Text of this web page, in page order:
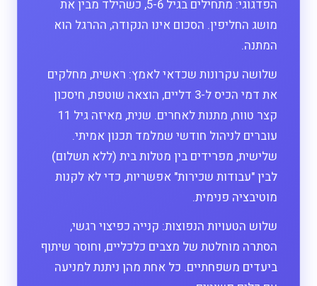
הפדגוגי: מתחילים בגיל 5-6, כשהילד מבין את
מושג החליפין. הסכום אינו הנקודה, ההרגל הוא
המתנה.
שלושה עקרונות שכדאי לאמץ: ראשית, מחלקים
את דמי הכיס ל-3 דליים, הוצאה שוטפת, חיסכון
קצר טווח, מתנות לאחרים. שנית, מאיזה גיל 11
עוברים לניהול חודשי שמלמד תכנון אמיתי.
שלישית, מפרידים בין מטלות בית (ללא תשלום)
לבין "עבודות שכירות" אפשריות, כדי לא לקנות
מוטיבציה פנימית.
שלוש הטעויות הנפוצות: קנייה כפיצוי רגשי,
הסתרה מוחלטת של מצבים כלכליים, וחוסר שיתוף
ביעדים משפחתיים. כל אחת מהן ניתנת למניעה